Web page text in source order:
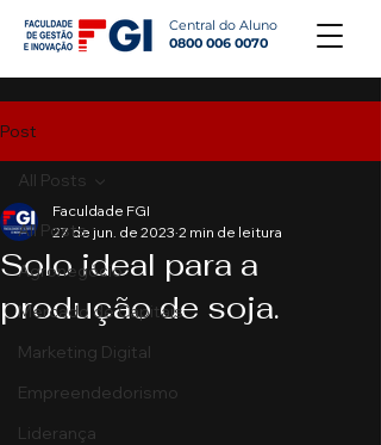
Central do Aluno
0800 006 0070
Post
All Posts
Agronegócio
Mercado de Capitais
Marketing Digital
Empreendedorismo
Liderança
All Posts
Solo ideal para a
produção de soja.
Faculdade FGI
27 de jun. de 2023 2 min de leitura